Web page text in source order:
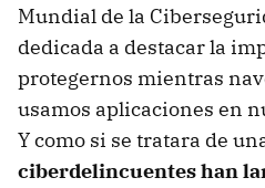
Mundial de la
dedicada a destacar la
protegernos mientras
usamos aplicaciones en
Y como si se tratara de
ciberdelincuentes han